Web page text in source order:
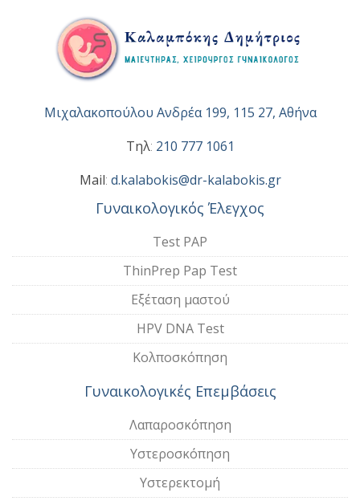
Μιχαλακοπούλου Ανδρέα 199, 115 27, Αθήνα
Τηλ: 210 777 1061
Mail: d.kalabokis@dr-kalabokis.gr
Γυναικολογικός Έλεγχος
Test PAP
ThinPrep Pap Test
Εξέταση μαστού
HPV DNA Test
Κολποσκόπηση
Γυναικολογικές Επεμβάσεις
Λαπαροσκόπηση
Υστεροσκόπηση
Υστερεκτομή